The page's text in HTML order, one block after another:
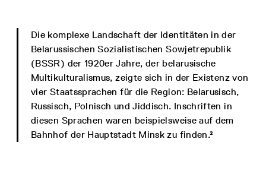
Die komplexe Landschaft der Identitäten in der
Belarussischen Sozialistischen Sowjetrepublik
(BSSR) der 1920er Jahre, der belarusische
Multikulturalismus, zeigte sich in der Existenz von
vier Staatssprachen für die Region: Belarusisch,
Russisch, Polnisch und Jiddisch. Inschriften in
diesen Sprachen waren beispielsweise auf dem
Bahnhof der Hauptstadt Minsk zu finden.²